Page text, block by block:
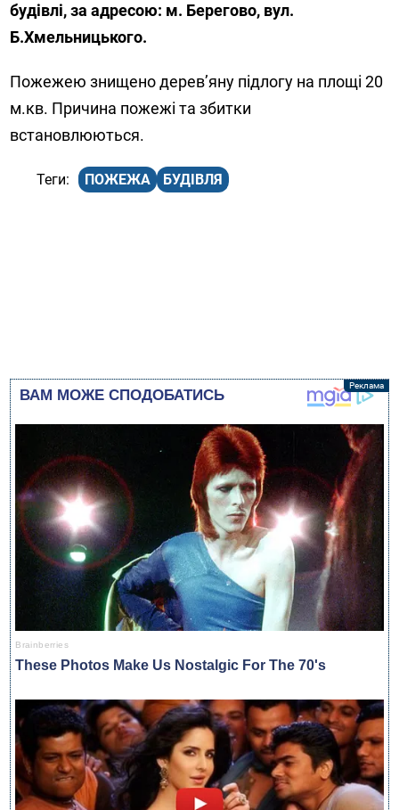
будівлі, за адресою: м. Берегово, вул.
Б.Хмельницького.
Пожежею знищено дерев’яну підлогу на площі 20
м.кв. Причина пожежі та збитки
встановлюються.
ПОЖЕЖА БУДІВЛЯ